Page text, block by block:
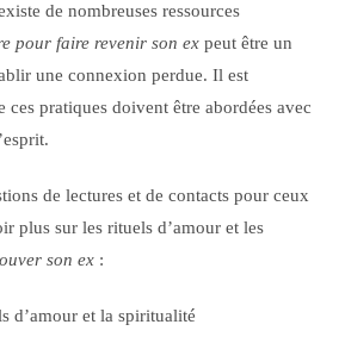
de nombreuses ressources
pour faire revenir son ex peut être un
une connexion perdue. Il est
ces pratiques doivent être abordées avec
de lectures et de contacts pour ceux
plus sur les rituels d’amour et les
son ex :
d’amour et la spiritualité